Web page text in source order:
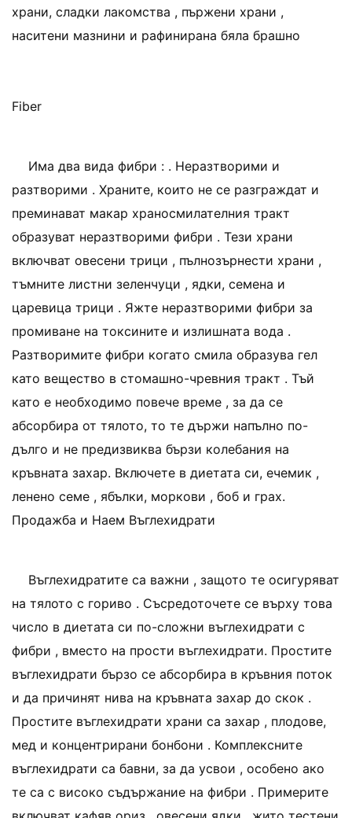
храни, сладки лакомства , пържени храни ,
наситени мазнини и рафинирана бяла брашно
Fiber
Има два вида фибри : . Неразтворими и
разтворими . Храните, които не се разграждат и
преминават макар храносмилателния тракт
образуват неразтворими фибри . Тези храни
включват овесени трици , пълнозърнести храни ,
тъмните листни зеленчуци , ядки, семена и
царевица трици . Яжте неразтворими фибри за
промиване на токсините и излишната вода .
Разтворимите фибри когато смила образува гел
като вещество в стомашно-чревния тракт . Тъй
като е необходимо повече време , за да се
абсорбира от тялото, то те държи напълно по-
дълго и не предизвиква бързи колебания на
кръвната захар. Включете в диетата си, ечемик ,
ленено семе , ябълки, моркови , боб и грах.
Продажба и Наем Въглехидрати
Въглехидратите са важни , защото те осигуряват
на тялото с гориво . Съсредоточете се върху това
число в диетата си по-сложни въглехидрати с
фибри , вместо на прости въглехидрати. Простите
въглехидрати бързо се абсорбира в кръвния поток
и да причинят нива на кръвната захар до скок .
Простите въглехидрати храни са захар , плодове,
мед и концентрирани бонбони . Комплексните
въглехидрати са бавни, за да усвои , особено ако
те са с високо съдържание на фибри . Примерите